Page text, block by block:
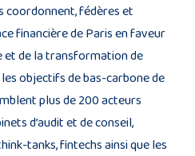
coordonnent, fédères et
financière de Paris en faveur
et de la transformation de
objectifs de bas-carbone de
plus de 200 acteurs
d’audit et de conseil,
tanks, fintechs ainsi que les